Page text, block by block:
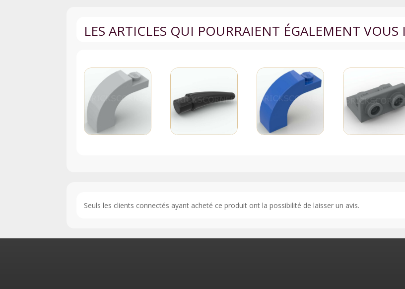
LES ARTICLES QUI POURRAIENT ÉGALEMENT VOUS
Seuls les clients connectés ayant acheté ce produit ont la possibilité de laisser un avis.